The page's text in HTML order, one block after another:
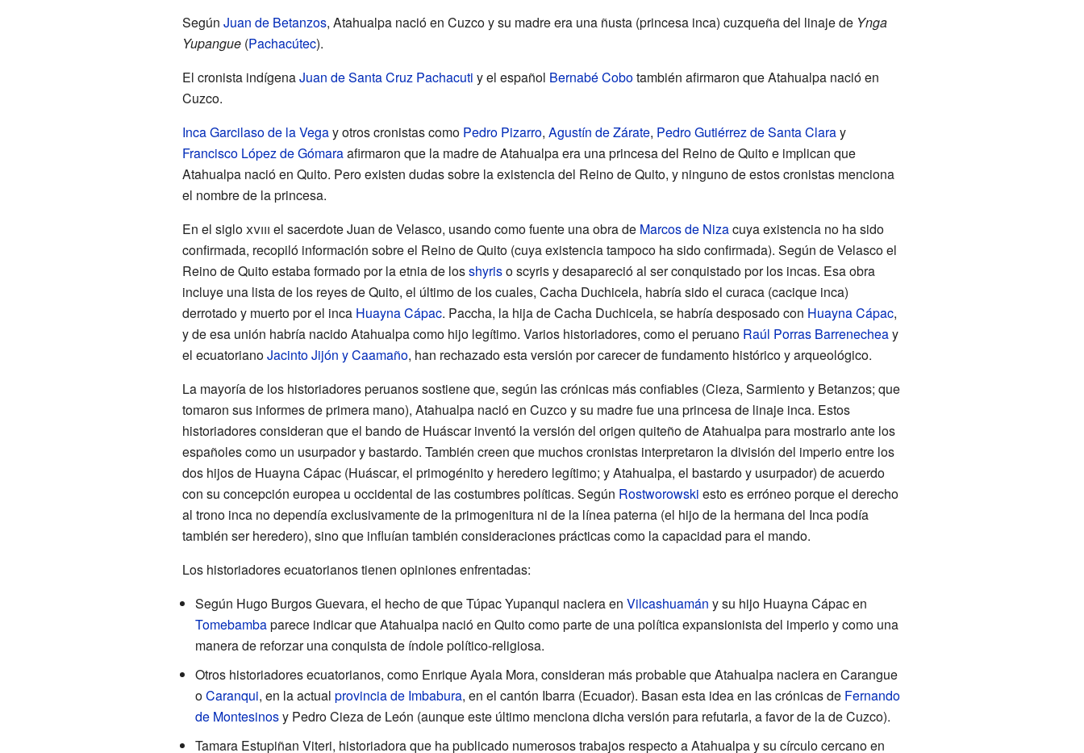
Según Juan de Betanzos, Atahualpa nació en Cuzco y su madre era una ñusta (princesa inca) cuzqueña del linaje de Ynga
Yupangue(Pachacútec).
El cronista indígenaJuan de Santa Cruz Pachacuti y el español Bernabé Cobotambién afirmaron que Atahualpa nació en
Cuzco.
Inca Garcilaso de la Vegay otros cronistas como Pedro Pizarro, Agustín de Zárate, Pedro Gutiérrez de Santa Claray
Francisco López de Gómaraafirmaron que la madre de Atahualpa era una princesa del Reino de Quito e implican que
Atahualpa nació en Quito. Pero existen dudas sobre la existencia del Reino de Quito, y ninguno de estos cronistas menciona
el nombre de la princesa.
En el sigloxviii el sacerdote Juan de Velasco, usando como fuente una obra de Marcos de Nizacuya existencia no ha sido
confirmada, recopiló información sobre el Reino de Quito (cuya existencia tampoco ha sido confirmada). Según de Velasco el
Reino de Quito estaba formado por la etnia de losshyriso scyris y desapareció al ser conquistado por los incas. Esa obra
incluye una lista de los reyes de Quito, el último de los cuales, Cacha Duchicela, habría sido el curaca (cacique inca)
derrotado y muerto por el inca Huayna Cápac. Paccha, la hija de Cacha Duchicela, se habría desposado con Huayna Cápac,
y de esa unión habría nacido Atahualpa como hijo legítimo. Varios historiadores, como el peruano Raúl Porras Barrenecheay
el ecuatorianoJacinto Jijón y Caamaño, han rechazado esta versión por carecer de fundamento histórico y arqueológico.
La mayoría de los historiadores peruanos sostiene que, según las crónicas más confiables (Cieza, Sarmiento y Betanzos; que
tomaron sus informes de primera mano), Atahualpa nació en Cuzco y su madre fue una princesa de linaje inca. Estos
historiadores consideran que el bando de Huáscar inventó la versión del origen quiteño de Atahualpa para mostrarlo ante los
españoles como un usurpador y bastardo. También creen que muchos cronistas interpretaron la división del imperio entre los
dos hijos de Huayna Cápac (Huáscar, el primogénito y heredero legítimo; y Atahualpa, el bastardo y usurpador) de acuerdo
con su concepción europea u occidental de las costumbres políticas. Según Rostworowski esto es erróneo porque el derecho
al trono inca no dependía exclusivamente de la primogenitura ni de la línea paterna (el hijo de la hermana del Inca podía
también ser heredero), sino que influían también consideraciones prácticas como la capacidad para el mando.
Los historiadores ecuatorianos tienen opiniones enfrentadas:
Según Hugo Burgos Guevara, el hecho de que Túpac Yupanqui naciera en Vilcashuamán y su hijo Huayna Cápac en
Tomebambaparece indicar que Atahualpa nació en Quito como parte de una política expansionista del imperio y como una
manera de reforzar una conquista de índole político-religiosa.
Otros historiadores ecuatorianos, como Enrique Ayala Mora, consideran más probable que Atahualpa naciera en Carangue
oCaranqui, en la actual provincia de Imbabura, en el cantón Ibarra (Ecuador). Basan esta idea en las crónicas de Fernando
de Montesinosy Pedro Cieza de León (aunque este último menciona dicha versión para refutarla, a favor de la de Cuzco).
Tamara Estupiñan Viteri, historiadora que ha publicado numerosos trabajos respecto a Atahualpa y su círculo cercano en